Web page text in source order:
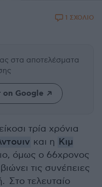
1 ΣΧΟΛΙΟ
στα αποτελέσματα
Google
τρία χρόνια
και η Κιμ
όμως ο 66χρονος
τις συνέπειες
Στο τελευταίο